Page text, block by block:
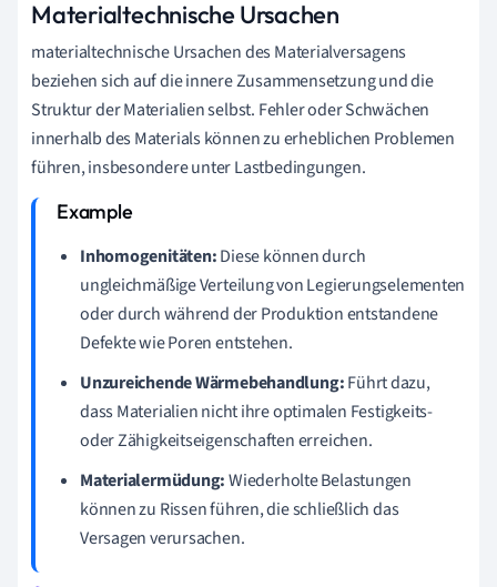
Materialtechnische Ursachen
materialtechnische Ursachen des Materialversagens
beziehen sich auf die innere Zusammensetzung und die
Struktur der Materialien selbst. Fehler oder Schwächen
innerhalb des Materials können zu erheblichen Problemen
führen, insbesondere unter Lastbedingungen.
Inhomogenitäten:Diese können durch
ungleichmäßige Verteilung von Legierungselementen
oder durch während der Produktion entstandene
Defekte wie Poren entstehen.
Unzureichende Wärmebehandlung:Führt dazu,
dass Materialien nicht ihre optimalen Festigkeits-
oder Zähigkeitseigenschaften erreichen.
Materialermüdung:Wiederholte Belastungen
können zu Rissen führen, die schließlich das
Versagen verursachen.